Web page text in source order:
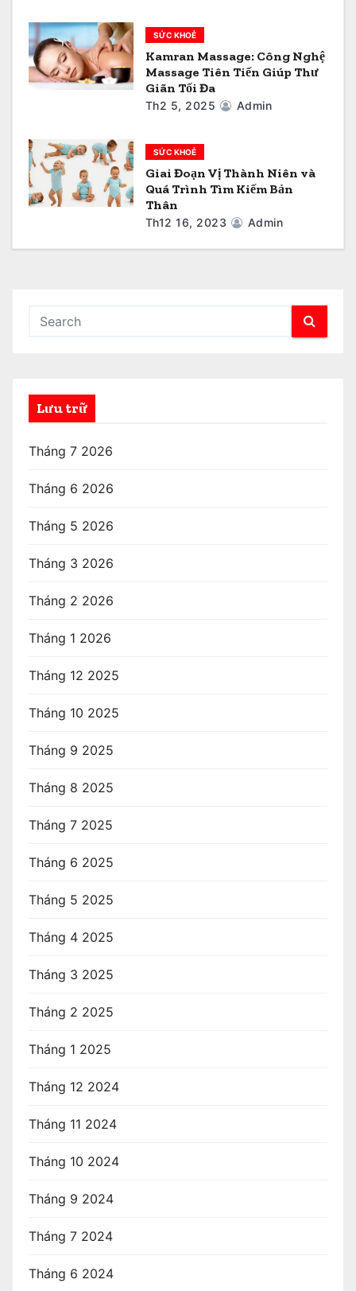
t
SỨC KHOẺ
Kamran Massage: Công Nghệ
Massage Tiên Tiến Giúp Thư
Giãn Tối Đa
Th2 5, 2025 Admin
SỨC KHOẺ
Giai Đoạn Vị Thành Niên và
Quá Trình Tìm Kiếm Bản
Thân
Th12 16, 2023 Admin
Lưu trữ
Tháng 7 2026
Tháng 6 2026
Tháng 5 2026
Tháng 3 2026
Tháng 2 2026
Tháng 1 2026
Tháng 12 2025
Tháng 10 2025
Tháng 9 2025
Tháng 8 2025
Tháng 7 2025
Tháng 6 2025
Tháng 5 2025
Tháng 4 2025
Tháng 3 2025
Tháng 2 2025
Tháng 1 2025
Tháng 12 2024
Tháng 11 2024
Tháng 10 2024
Tháng 9 2024
Tháng 7 2024
Tháng 6 2024